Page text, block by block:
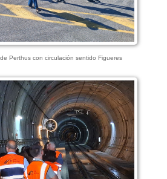
Perthus con circulación sentido Figueres